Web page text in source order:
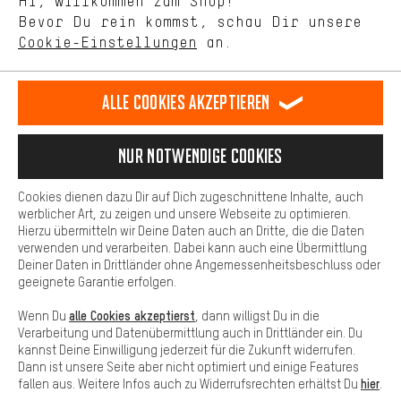
Deutsch
DE english
EN español
ES français
FR
VERTRAG WIDERRUFEN Aachener Community Affiliateprogramm
Datenschutz Allgemeine Geschäftsbedingungen
Hinweisgebersystem Hinweise zur Batterieentsorgung
Cookie-Einstellungen Kontrast ändern
Alle Preise verstehen sich in Euro und exkl. MwSt zuzüglich
Versandkostenfür Lieferung nachUSA.
Bevor Du rein kommst, schau Dir unsere
Cookie-Einstellungen an.
selbst Einfluss auf die Verbesserung unserer Webseite und
unseres Shop-Angebots.
Dein Shopping-Erlebnis wird komfortabler. Mit Komfort-Cookies
stellen wir Verknüpfungen zu Social Media Plattformen her. So
können wir dir weitere nützliche Inhalte und Informationen zur
Verfügung stellen. Zudem hast du die Möglichkeit zusätzliche
Services zu nutzen, die es dir erleichtern die richtigen Produkte zu
finden. Beispielsweise bieten wir eine Chat-Funktion an, damit
Fragen schnell und unkompliziert beantwortet werden können.
Basis
Basis-Cookies gewährleisten, dass Du unsere Webseite
grundsätzlich nutzen kannst.
Alle Cookies akzeptieren
Nur Notwendige Cookies
Cookies dienen dazu Dir auf Dich zugeschnittene Inhalte, auch
werblicher Art, zu zeigen und unsere Webseite zu optimieren.
Hierzu übermitteln wir Deine Daten auch an Dritte, die die Daten
verwenden und verarbeiten. Dabei kann auch eine Übermittlung
Deiner Daten in Drittländer ohne Angemessenheitsbeschluss oder
geeignete Garantie erfolgen.
Wenn Du alle Cookies akzeptierst , dann willigst Du in die
Verarbeitung und Datenübermittlung auch in Drittländer ein. Du
kannst Deine Einwilligung jederzeit für die Zukunft widerrufen.
Dann ist unsere Seite aber nicht optimiert und einige Features
fallen aus. Weitere Infos auch zu Widerrufsrechten erhältst Du hier